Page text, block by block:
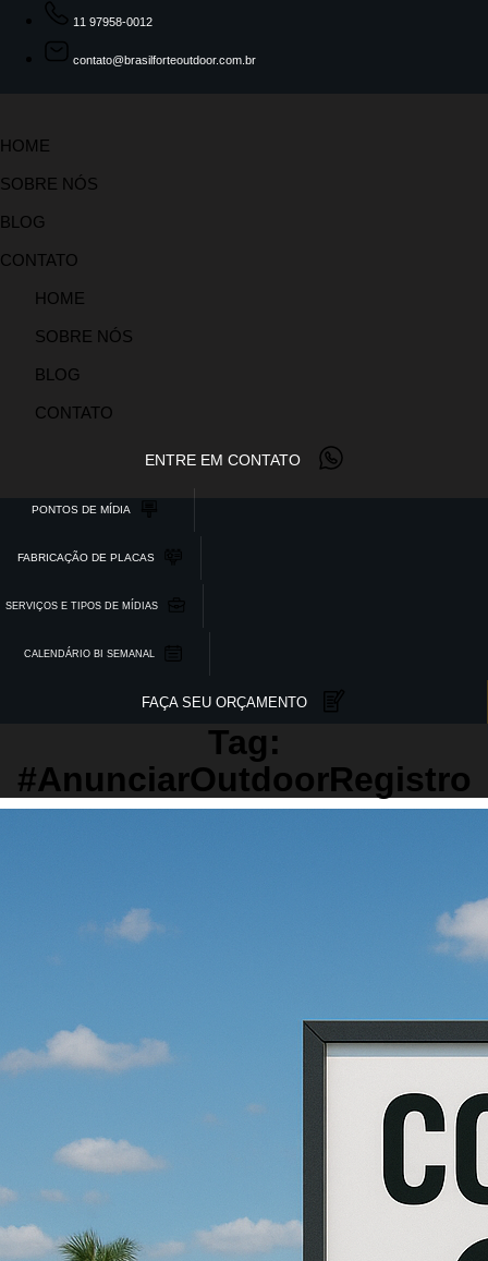
11 97958-0012
contato@brasilforteoutdoor.com.br
HOME
SOBRE NÓS
BLOG
CONTATO
HOME
SOBRE NÓS
BLOG
CONTATO
ENTRE EM CONTATO
PONTOS DE MÍDIA
FABRICAÇÃO DE PLACAS
SERVIÇOS E TIPOS DE MÍDIAS
CALENDÁRIO BI SEMANAL
FAÇA SEU ORÇAMENTO
Tag:
#AnunciarOutdoorRegistro